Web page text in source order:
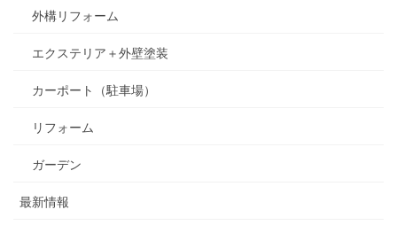
外構リフォーム
エクステリア＋外壁塗装
カーポート（駐車場）
リフォーム
ガーデン
最新情報